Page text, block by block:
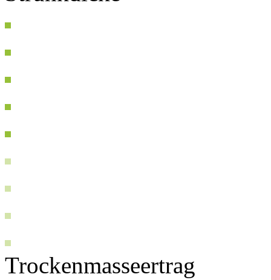
Trockenmasseertrag